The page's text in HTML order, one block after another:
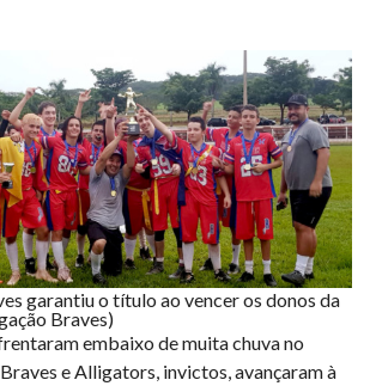
garantiu o título ao vencer os donos da
Braves)
embaixo de muita chuva no
e Alligators, invictos, avançaram à